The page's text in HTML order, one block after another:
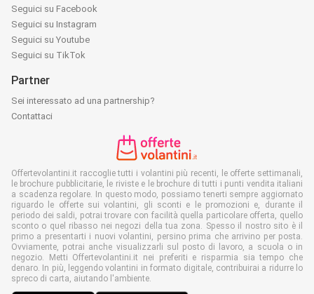
Seguici su Facebook
Seguici su Instagram
Seguici su Youtube
Seguici su TikTok
Partner
Sei interessato ad una partnership?
Contattaci
Offertevolantini.it raccoglie tutti i volantini più recenti, le offerte settimanali,
le brochure pubblicitarie, le riviste e le brochure di tutti i punti vendita italiani
a scadenza regolare. In questo modo, possiamo tenerti sempre aggiornato
riguardo le offerte sui volantini, gli sconti e le promozioni e, durante il
periodo dei saldi, potrai trovare con facilità quella particolare offerta, quello
sconto o quel ribasso nei negozi della tua zona. Spesso il nostro sito è il
primo a presentarti i nuovi volantini, persino prima che arrivino per posta.
Ovviamente, potrai anche visualizzarli sul posto di lavoro, a scuola o in
negozio. Metti Offertevolantini.it nei preferiti e risparmia sia tempo che
denaro. In più, leggendo volantini in formato digitale, contribuirai a ridurre lo
spreco di carta, aiutando l'ambiente.